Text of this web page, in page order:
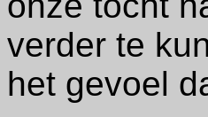
verder te
het gevoel